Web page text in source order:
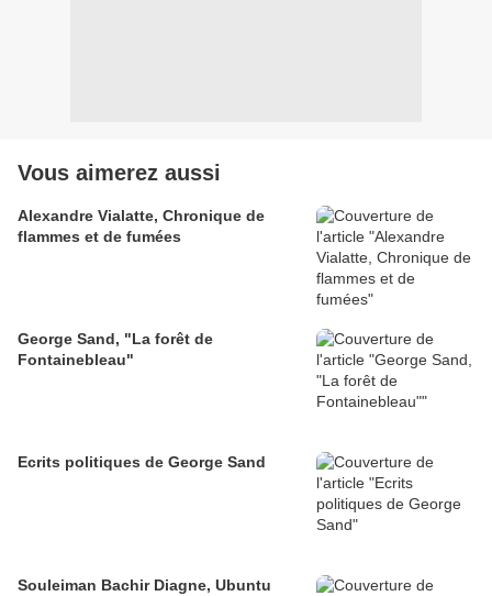
Vous aimerez aussi
Alexandre Vialatte, Chronique de
flammes et de fumées
George Sand, "La forêt de
Fontainebleau"
Ecrits politiques de George Sand
Souleiman Bachir Diagne, Ubuntu